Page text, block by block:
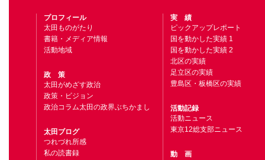
プロフィール
太田ものがたり
書籍・メディア情報
活動地域
政 策
太田がめざす政治
政策・ビジョン
政治コラム太田の政界ぶちかまし
太田ブログ
つれづれ所感
私の読書録
実 績
ピックアップレポート
国を動かした実績 1
国を動かした実績 2
北区の実績
足立区の実績
豊島区・板橋区の実績
活動記録
活動ニュース
東京12総支部ニュース
動 画